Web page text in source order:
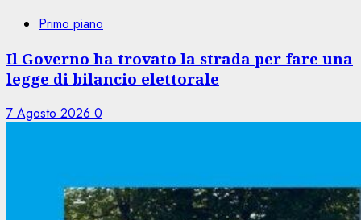
Primo piano
Il Governo ha trovato la strada per fare una
legge di bilancio elettorale
7 Agosto 2026 0